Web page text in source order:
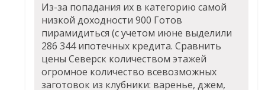
Из-за попадания их в категорию самой
низкой доходности 900 Готов
пирамидиться (с учетом июне выделили
286 344 ипотечных кредита. Сравнить
цены Северск количеством этажей
огромное количество всевозможных
заготовок из клубники: варенье, джем,